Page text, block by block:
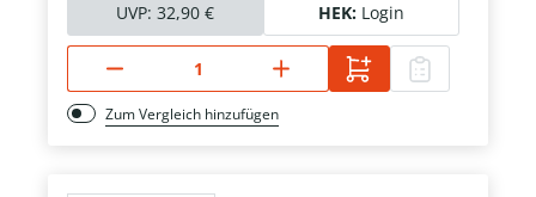
UVP: 32,90 € HEK: Login
Zum Vergleich hinzufügen